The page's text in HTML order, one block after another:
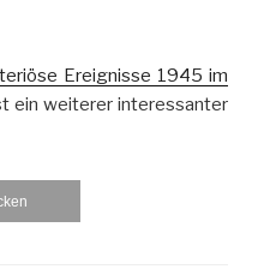
Ereignisse 1945 im
ein weiterer interessanter